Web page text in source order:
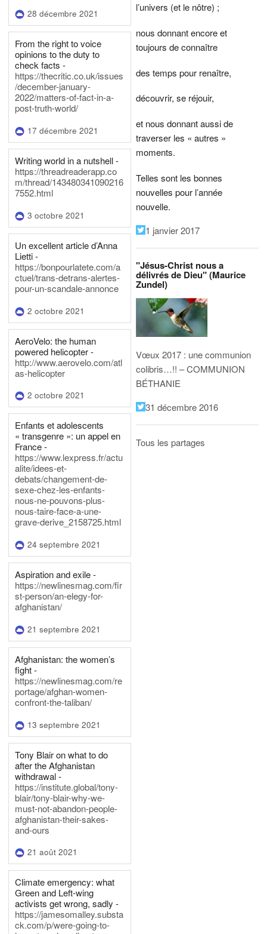
28 décembre 2021
From the right to voice
opinions to the duty to
check facts -
https://thecritic.co.uk/issues
/december-january-
2022/matters-of-fact-in-a-
post-truth-world/
17 décembre 2021
Writing world in a nutshell -
https://threadreaderapp.co
m/thread/143480341090216
7552.html
3 octobre 2021
Un excellent article d’Anna
Lietti -
https://bonpourlatete.com/a
ctuel/trans-detrans-alertes-
pour-un-scandale-annonce
2 octobre 2021
AeroVelo: the human
powered helicopter -
http://www.aerovelo.com/atl
as-helicopter
2 octobre 2021
Enfants et adolescents
« transgenre »: un appel en
France -
https://www.lexpress.fr/actu
alite/idees-et-
debats/changement-de-
sexe-chez-les-enfants-
nous-ne-pouvons-plus-
nous-taire-face-a-une-
grave-derive_2158725.html
24 septembre 2021
Aspiration and exile -
https://newlinesmag.com/fir
st-person/an-elegy-for-
afghanistan/
21 septembre 2021
Afghanistan: the women’s
fight -
https://newlinesmag.com/re
portage/afghan-women-
confront-the-taliban/
13 septembre 2021
Tony Blair on what to do
after the Afghanistan
withdrawal -
https://institute.global/tony-
blair/tony-blair-why-we-
must-not-abandon-people-
afghanistan-their-sakes-
and-ours
21 août 2021
Climate emergency: what
Green and Left-wing
activists get wrong, sadly -
https://jamesomalley.substa
ck.com/p/were-going-to-
l’univers (et le nôtre) ;
nous donnant encore et
toujours de connaître
des temps pour renaître,
découvrir, se réjouir,
et nous donnant aussi de
traverser les « autres »
moments.
Telles sont les bonnes
nouvelles pour l’année
nouvelle.
1 janvier 2017
"Jésus-Christ nous a
délivrés de Dieu" (Maurice
Zundel)
Vœux 2017 : une communion
colibris…!! – COMMUNION
BÉTHANIE
31 décembre 2016
Tous les partages